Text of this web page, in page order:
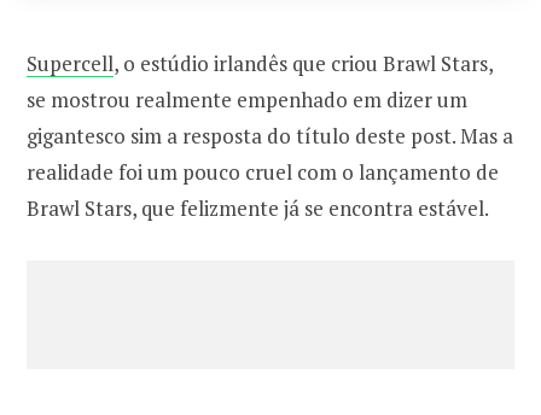
Supercell, o estúdio irlandês que criou Brawl Stars,
se mostrou realmente empenhado em dizer um
gigantesco sim a resposta do título deste post. Mas a
realidade foi um pouco cruel com o lançamento de
Brawl Stars, que felizmente já se encontra estável.